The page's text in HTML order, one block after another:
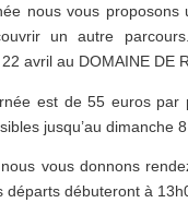
nous vous
un autre
avril au DOMAINE DE
est de 55 euros
jusqu’au dimanche
nous vous donnons
départs débuteront à